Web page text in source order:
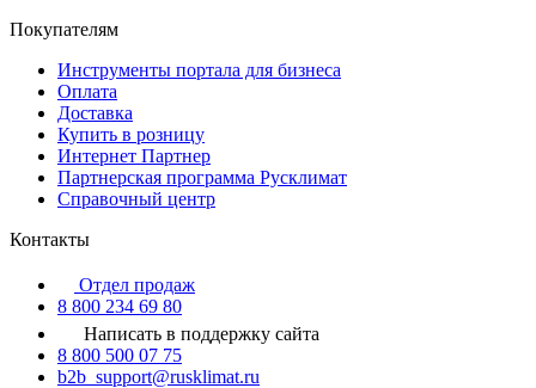
Покупателям
Инструменты портала для бизнеса
Оплата
Доставка
Купить в розницу
Интернет Партнер
Партнерская программа Русклимат
Справочный центр
Контакты
Отдел продаж
8 800 234 69 80
Написать в поддержку сайта
8 800 500 07 75
b2b_support@rusklimat.ru